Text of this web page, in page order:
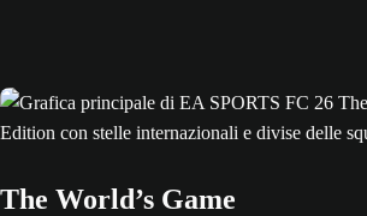
The World’s Game